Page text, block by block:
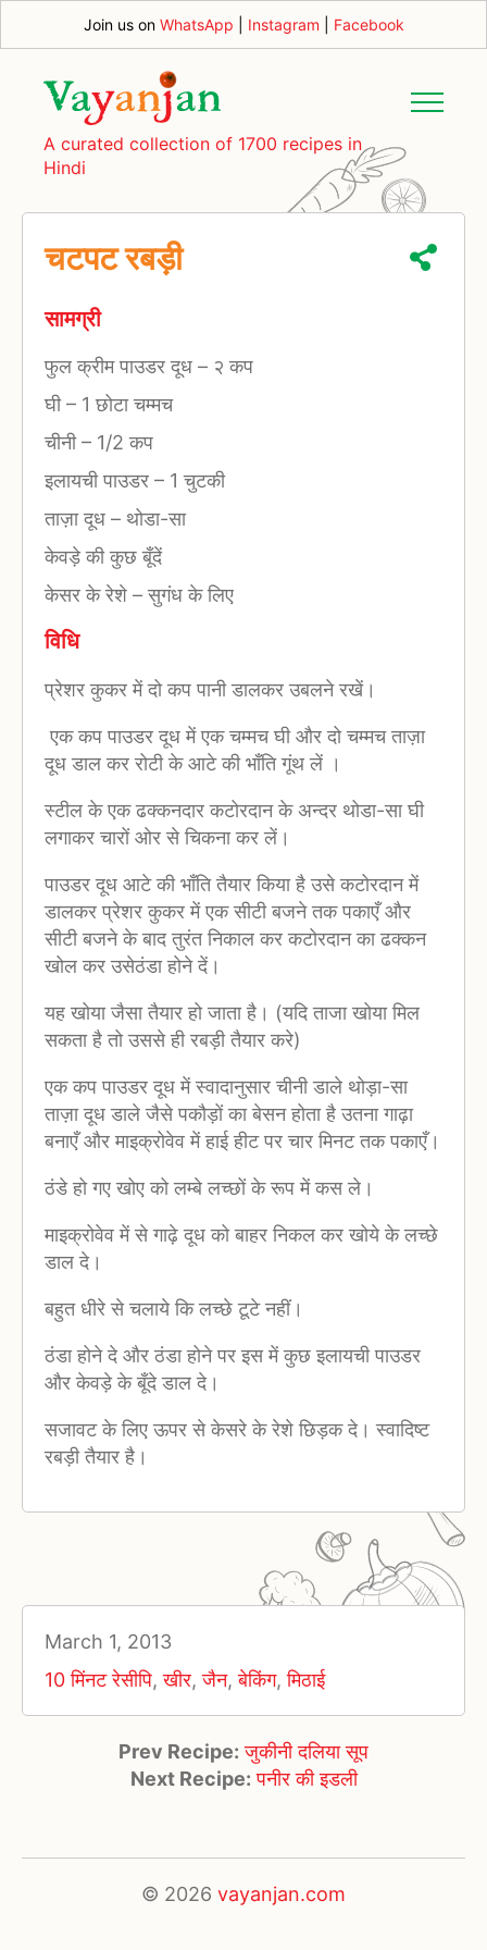
Join us on WhatsApp Instagram Facebook
A curated collection of 1700 recipes in
Hindi
चटपट रबड़ी
सामग्री
फुल क्रीम पाउडर दूध – २ कप
घी– 1 छोटा चम्मच
चीनी– 1/2 कप
इलायची पाउडर – 1 चुटकी
ताज़ा दूध – थोडा-सा
केवड़े की कुछ बूँदें
केसर के रेशे –सुगंध के लिए
विधि
प्रेशर कुकर में दो कप पानी डालकर उबलने रखें।
एक कप पाउडर दूध में एक चम्मच घी और दो चम्मच ताज़ा
दूध डाल कर रोटी के आटे की भाँति गूंथ लें ।
स्टील के एक ढक्कनदार कटोरदान के अन्दर थोडा-सा घी
लगाकर चारों ओर से चिकना कर लें।
पाउडर दूध आटे की भाँति तैयार किया है उसे कटोरदान में
डालकर प्रेशर कुकर में एक सीटी बजने तक पकाएँ और
सीटी बजने के बाद तुरंत निकाल कर कटोरदान का ढक्कन
खोल कर उसेठंडा होने दें।
यह खोया जैसा तैयार हो जाता है। (यदि ताजा खोया मिल
सकता है तो उससे ही रबड़ी तैयार करे)
एक कप पाउडर दूध में स्वादानुसार चीनी डाले थोड़ा-सा
ताज़ा दूध डाले जैसे पकौड़ों का बेसन होता है उतना गाढ़ा
बनाएँ और माइक्रोवेव में हाई हीट पर चार मिनट तक पकाएँ।
ठंडे हो गए खोए को लम्बे लच्छों के रूप में कस ले।
माइक्रोवेव में से गाढ़े दूध को बाहर निकल कर खोये के लच्छे
डाल दे।
बहुत धीरे से चलाये कि लच्छे टूटे नहीं।
ठंडा होने दे और ठंडा होने पर इस में कुछ इलायची पाउडर
और केवड़े के बूँदे डाल दे।
सजावट के लिए ऊपर से केसरे के रेशे छिड़क दे। स्वादिष्ट
रबड़ी तैयार है।
March 1, 2013
10 मिंनट रेसीपि,खीर,जैन,बेकिंग,मिठाई
Prev Recipe: जुकीनी दलिया सूप
Next Recipe: पनीर की इडली
© 2026 vayanjan.com